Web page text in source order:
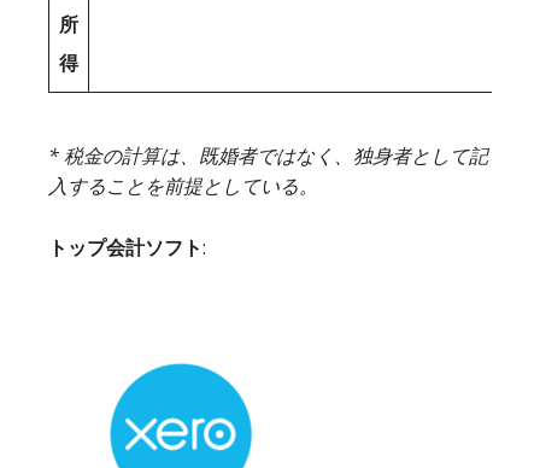
所
得
* 税金の計算は、既婚者ではなく、独身者として記
入することを前提としている。
トップ会計ソフト: